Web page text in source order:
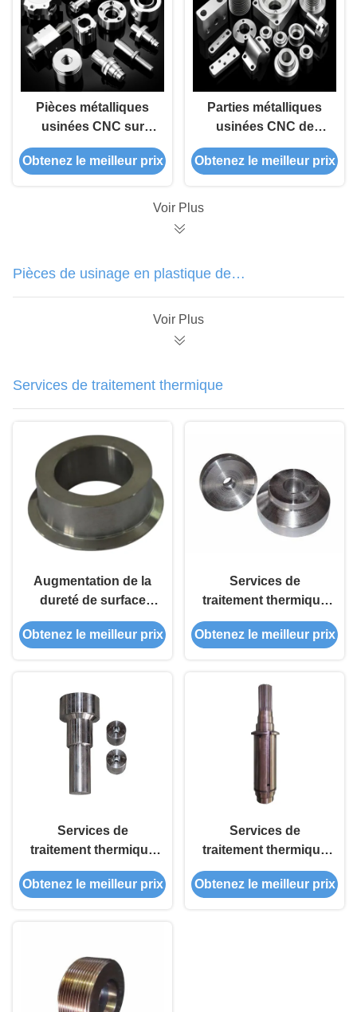
Pièces métalliques
usinées CNC sur
mesure de haute
précision en acier
Obtenez le meilleur prix
Parties métalliques
usinées CNC de
haute précision et
durables sur mesure
Obtenez le meilleur prix
Voir Plus
Pièces de usinage en plastique de
commande numérique par
Voir Plus
Services de traitement thermique
Augmentation de la
dureté de surface
Normalement les
pièces de traitement
homogène
Obtenez le meilleur prix
Services de
traitement thermique
des métaux à haute
dureté de surface
Obtenez le meilleur prix
Services de
traitement thermique
des alliages d'acier
Stable dimensionnel
Obtenez le meilleur prix
Services de
traitement thermique
à atmosphère
contrôlée adaptés
Obtenez le meilleur prix